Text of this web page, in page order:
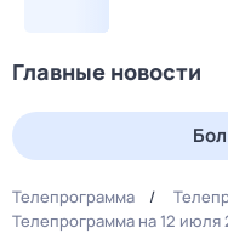
Главные новости
Телепрограмма
Телепрограмма на 12 июля